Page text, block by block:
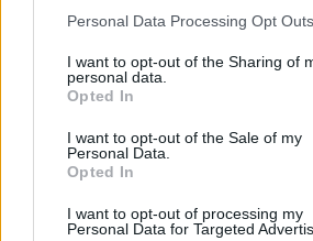
Please note that this website/app uses
not limited to your visit or usage
grant or deny consent to Google and its
use your data for below specified
consent section.
Personal Data Processing Opt Outs
I want to opt-out of the Sharing of
personal data.
Opted In
I want to opt-out of the Sale of my
Personal Data.
Opted In
I want to opt-out of processing my
Personal Data for Targeted
visszafogott megjelenést
Neked hogy tetszik a hercegné